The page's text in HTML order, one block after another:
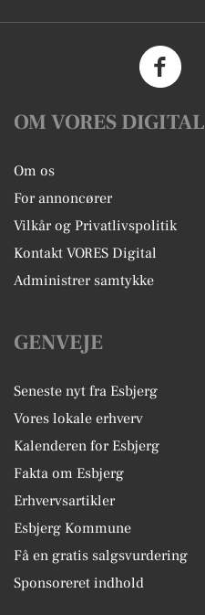
OM VORES DIGITAL
Om os
For annoncører
Vilkår og Privatlivspolitik
Kontakt VORES Digital
Administrer samtykke
GENVEJE
Seneste nyt fra Esbjerg
Vores lokale erhverv
Kalenderen for Esbjerg
Fakta om Esbjerg
Erhvervsartikler
Esbjerg Kommune
Få en gratis salgsvurdering
Sponsoreret indhold